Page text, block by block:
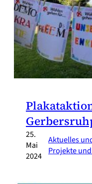
25.
Mai
2024
Aktuelles
Projekte